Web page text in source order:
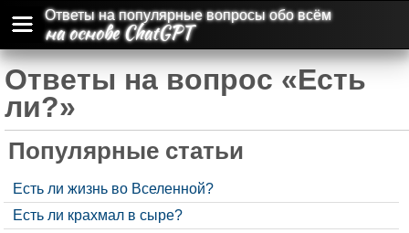
Ответы на популярные вопросы обо всём
на основе ChatGPT
Ответы на вопрос «Есть
ли?»
Популярные статьи
Есть ли жизнь во Вселенной?
Есть ли крахмал в сыре?